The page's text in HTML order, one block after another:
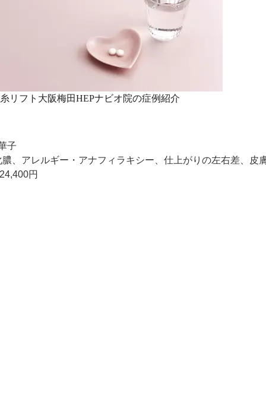
糸リフト大阪梅田HEPナビオ院の症例紹介
子
、アレルギー・アナフィラキシー、仕上がりの左右差、皮
円